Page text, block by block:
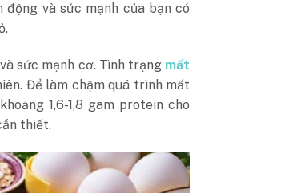
và sức mạnh của bạn có
sức mạnh cơ. Tình trạng mất
Để làm chậm quá trình mất
1,6-1,8 gam protein cho
thiết.